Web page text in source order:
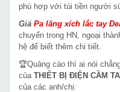
phù hợp với túi tiền người
Giá Pa lăng xích lắc tay
chuyển trong HN, ngoại
hệ để biết thêm chi tiết.
🏆Quảng cáo thì ai nói
của THIẾT BỊ ĐIỆN CẦM
của các anh/chị: